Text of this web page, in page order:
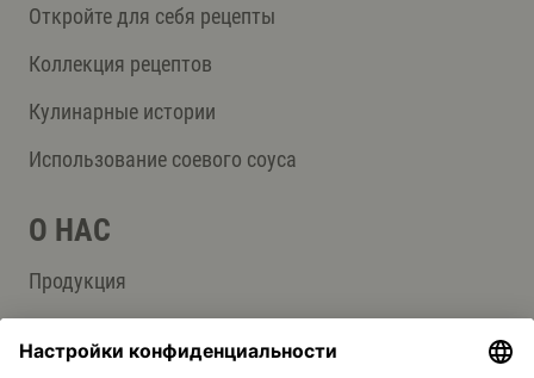
Откройте для себя рецепты
Коллекция рецептов
Кулинарные истории
Использование соевого соуса
О НАС
Продукция